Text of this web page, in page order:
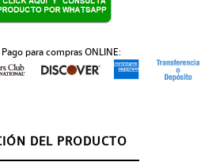
para compras ONLINE:
DEL PRODUCTO